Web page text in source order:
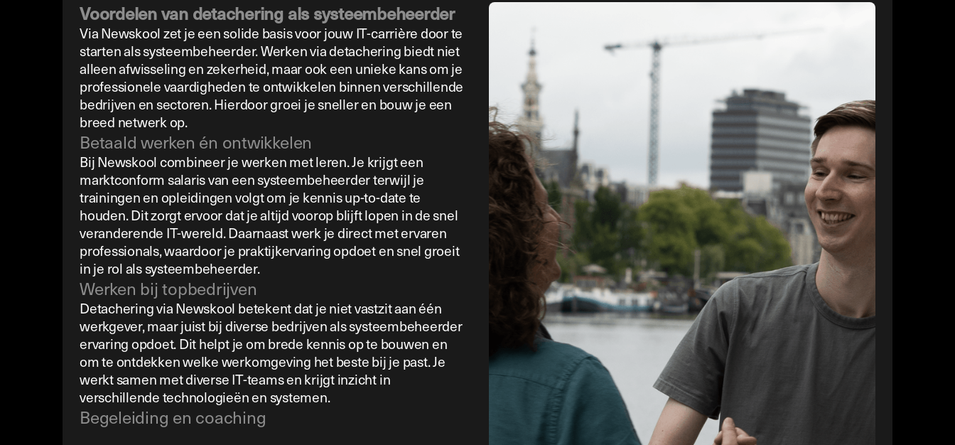
Voordelen van detachering als systeembeheerder
Via Newskool zet je een solide basis voor jouw IT-carrière door te
starten als systeembeheerder. Werken via detachering biedt niet
alleen afwisseling en zekerheid, maar ook een unieke kans om je
professionele vaardigheden te ontwikkelen binnen verschillende
bedrijven en sectoren. Hierdoor groei je sneller en bouw je een
breed netwerk op.
Betaald werken én ontwikkelen
Bij Newskool combineer je werken met leren. Je krijgt een
marktconform salaris van een systeembeheerder terwijl je
trainingen en opleidingen volgt om je kennis up-to-date te
houden. Dit zorgt ervoor dat je altijd voorop blijft lopen in de snel
veranderende IT-wereld. Daarnaast werk je direct met ervaren
professionals, waardoor je praktijkervaring opdoet en snel groeit
in je rol als systeembeheerder.
Werken bij topbedrijven
Detachering via Newskool betekent dat je niet vastzit aan één
werkgever, maar juist bij diverse bedrijven als systeembeheerder
ervaring opdoet. Dit helpt je om brede kennis op te bouwen en
om te ontdekken welke werkomgeving het beste bij je past. Je
werkt samen met diverse IT-teams en krijgt inzicht in
verschillende technologieën en systemen.
Begeleiding en coaching